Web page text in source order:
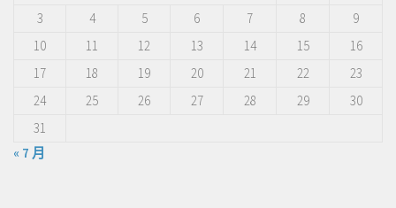
3
4 5 6 7 8
9
10
11 12 13 14 15
16
17
18 19 20 21 22
23
24
25 26 27 28 29
30
31
« 7 月